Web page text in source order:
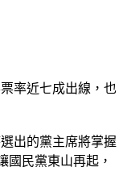
率近七成出線，也
出的黨主席將掌握
民黨東山再起，